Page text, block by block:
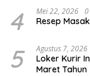
4 Mei 22, 2026
Resep
5 Agustus 7, 2026
Loker Kurir
Maret Tahun